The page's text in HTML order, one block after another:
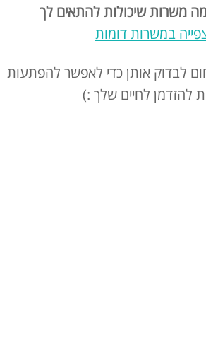
משרות שיכולות להתאים לך
במשרות דומות
לבדוק אותן כדי לאפשר להפתעות
להזדמן לחיים שלך :)